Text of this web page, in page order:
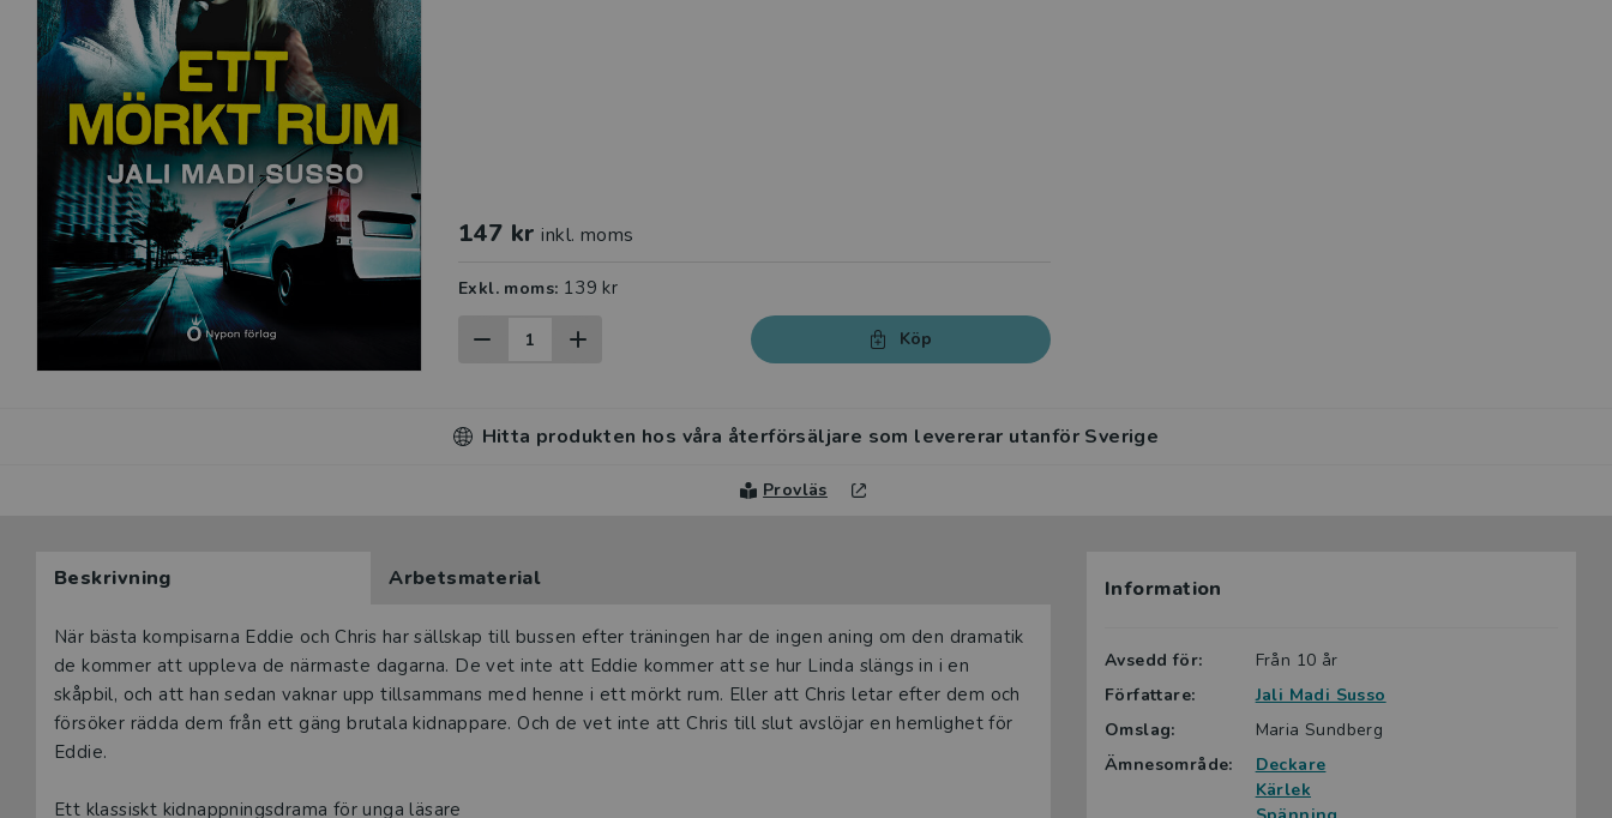
147 kr inkl. moms
Exkl. moms: 139 kr
Köp
Hitta produkten hos våra återförsäljare som levererar utanför Sverige
Provläs
Beskrivning Arbetsmaterial
Beskrivning
När bästa kompisarna Eddie och Chris har sällskap till bussen efter träningen har de ingen aning om den dramatik
de kommer att uppleva de närmaste dagarna. De vet inte att Eddie kommer att se hur Linda slängs in i en
skåpbil, och att han sedan vaknar upp tillsammans med henne i ett mörkt rum. Eller att Chris letar efter dem och
försöker rädda dem från ett gäng brutala kidnappare. Och de vet inte att Chris till slut avslöjar en hemlighet för
Eddie.
Ett klassiskt kidnappningsdrama för unga läsare
Information
Avsedd för:
Från 10 år
Författare:
Jali Madi Susso
Omslag:
Maria Sundberg
Ämnesområde:
Deckare
Kärlek